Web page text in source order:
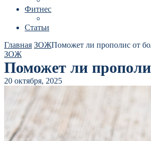
Фитнес
Статьи
Главная ЗОЖПоможет ли прополис от
ЗОЖ
Поможет ли
20 октября, 2025